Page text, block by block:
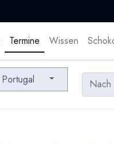
Termine Wissen
Portugal